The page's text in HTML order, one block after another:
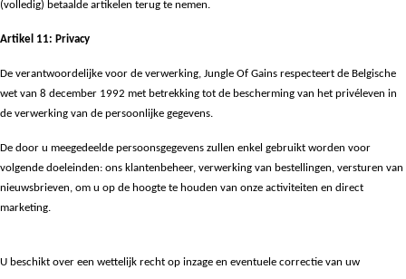
(volledig) betaalde artikelen terug te nemen.
Artikel 11: Privacy
De verantwoordelijke voor de verwerking, Jungle Of Gains respecteert de Belgische
wet van 8 december 1992 met betrekking tot de bescherming van het privéleven in
de verwerking van de persoonlijke gegevens.
De door u meegedeelde persoonsgegevens zullen enkel gebruikt worden voor
volgende doeleinden: ons klantenbeheer, verwerking van bestellingen, versturen van
nieuwsbrieven, om u op de hoogte te houden van onze activiteiten en direct
marketing.
U beschikt over een wettelijk recht op inzage en eventuele correctie van uw